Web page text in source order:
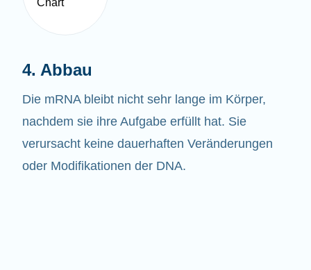
4. Abbau
Die mRNA bleibt nicht sehr lange im Körper,
nachdem sie ihre Aufgabe erfüllt hat. Sie
verursacht keine dauerhaften Veränderungen
oder Modifikationen der DNA.